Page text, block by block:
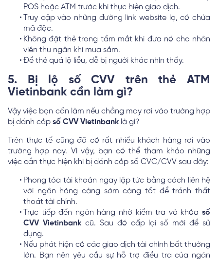
POS hoặc ATM trước khi thực hiện giao dịch.
Truy cập vào những đường link website lạ, có chứa
mã độc.
Không đặt thẻ trong tầm mắt khi đưa nó cho nhân
viên thu ngân khi mua sắm.
Để thẻ quá lộ liễu, dễ bị người khác nhìn thấy.
5. Bị lộ số CVV trên thẻ ATM
Vietinbank cần làm gì?
Vậy việc bạn cần làm nếu chẳng may rơi vào trường hợp
bị đánh cắp số CVV Vietinbank là gì?
Trên thực tế cũng đã có rất nhiều khách hàng rơi vào
trường hợp nay. Vì vậy, bạn có thể tham khảo những
việc cần thực hiện khi bị đánh cắp số CVC/CVV sau đây:
Phong tỏa tài khoản ngay lập tức bằng cách liên hệ
với ngân hàng càng sớm càng tốt để tránh thất
thoát tài chính.
Trực tiếp đến ngân hàng nhờ kiểm tra và khóa số
CVV Vietinbankcũ. Sau đó cấp lại số mới để sử
dụng.
Nếu phát hiện có các giao dịch tài chính bất thường
lớn. Bạn nên yêu cầu sự hỗ trợ điều tra của ngân